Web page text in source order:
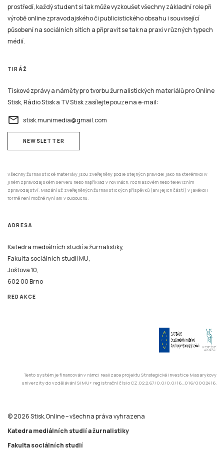
prostředí, každý student si tak může vyzkoušet všechny základní role při
výrobě online zpravodajského či publicistického obsahu i související
působení na sociálních sítích a připravit se tak na praxi v různých typech
médií.
TIRÁŽ
Tiskové zprávy a náměty pro tvorbu žurnalistických materiálů pro Online
Stisk, Rádio Stisk a TV Stisk zasílejte pouze na e-mail:
email stisk.munimedia@gmail.com
NEWSLETTER
Všechny žurnalistické materiály jsou zveřejněny podle stejných pravidel jako na kterémkoliv
jiném zpravodajském serveru nebo například v novinách, rozhlasovém nebo televizním
zpravodajství. Mazání už zveřejněných žurnalistických příspěvků (ani jejich částí) v jakékoli
formě není možné nyní ani v budoucnu.
ADRESA
Katedra mediálních studií a žurnalistiky,
Fakulta sociálních studií MU,
Joštova 10,
602 00 Brno
REDAKCE
Tento systém je financován v rámci realizace projektu Strategické investice Masarykovy
univerzity do vzdělávání SIMU+ registrační číslo CZ.02.2.67/0.0/0.0/16_016/0002416.
© 2026 Stisk.Online – všechna práva vyhrazena
Katedra mediálních studií a žurnalistiky
Fakulta sociálních studií